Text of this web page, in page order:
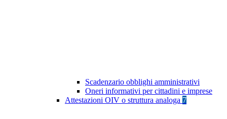
Scadenzario obblighi amministrativi
Oneri informativi per cittadini e imprese
Attestazioni OIV o struttura analoga 7